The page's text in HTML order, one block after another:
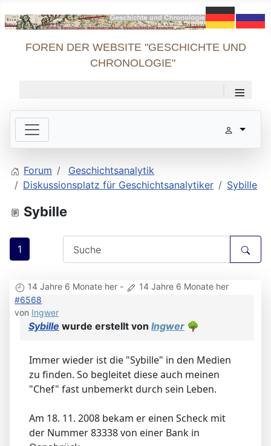
FOREN DER WEBSITE "GESCHICHTE UND
CHRONOLOGIE"
≡
Forum
Geschichtsanalytik
Diskussionsplatz für Geschichtsanalytiker
Sybille
Sybille
1
14 Jahre 6 Monate her -
14 Jahre 6 Monate her
#6568
von Ingwer
Sybille wurde erstellt von Ingwer 🌳
Immer wieder ist die "Sybille" in den Medien
zu finden. So begleitet diese auch meinen
"Chef" fast unbemerkt durch sein Leben.
Am 18. 11. 2008 bekam er einen Scheck mit
der Nummer 83338 von einer Bank in